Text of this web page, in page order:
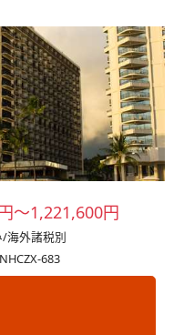
～1,221,600円
海外諸税別
683